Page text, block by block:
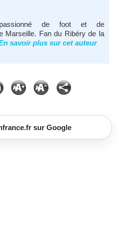
passionné de foot et de
Marseille. Fan du Ribéry de la
savoir plus sur cet auteur
sur Google